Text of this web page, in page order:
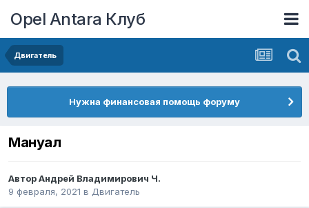
Opel Antara Клуб
Двигатель
Нужна финансовая помощь форуму
Мануал
АвторАндрей Владимирович Ч.
9 февраля, 2021 в Двигатель